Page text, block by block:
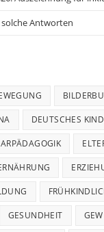
Antworten
DEUTSCHES
GESUNDHEIT GEW